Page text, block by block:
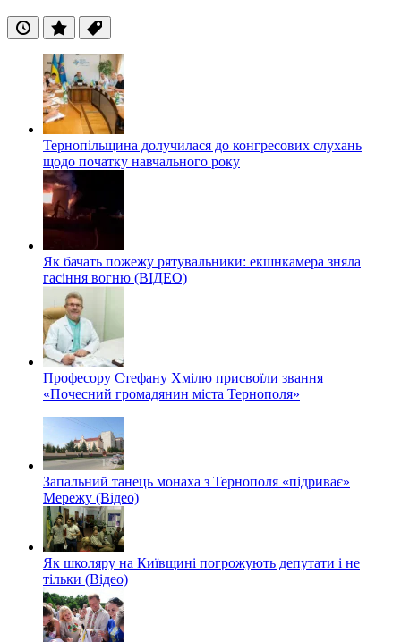
ОстанніПопулярні
Теги
Тернопільщина долучилася до конгресових слухань
щодо початку навчального року
Як бачать пожежу рятувальники: екшнкамера зняла
гасіння вогню (ВІДЕО)
Професору Стефану Хмілю присвоїли звання
«Почесний громадянин міста Тернополя»
Запальний танець монаха з Тернополя «підриває»
Мережу (Відео)
Як школяру на Київщині погрожують депутати і не
тільки (Відео)